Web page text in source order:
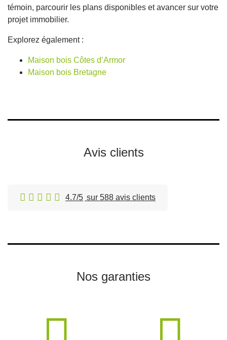
témoin, parcourir les plans disponibles et avancer sur votre
projet immobilier.
Explorez également :
Maison bois Côtes d’Armor
Maison bois Bretagne
Avis clients
4.7/5 sur 588 avis clients
Nos garanties